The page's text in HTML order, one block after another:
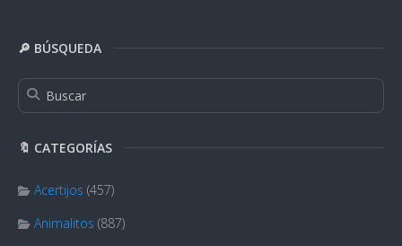
🔎 BÚSQUEDA
🔖 CATEGORÍAS
Acertijos (457)
Animalitos (887)